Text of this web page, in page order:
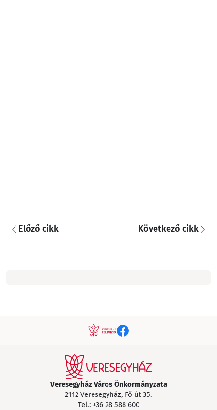
Előző cikk Következő cikk
Veresegyház Város Önkormányzata
2112 Veresegyház, Fő út 35.
Tel.: +36 28 588 600